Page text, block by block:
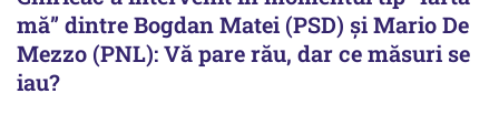
mă” dintre Bogdan Matei (PSD) și Mario De
Mezzo (PNL): Vă pare rău, dar ce măsuri se
iau?